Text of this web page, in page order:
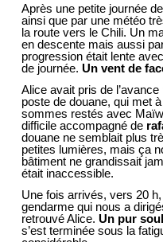
Après une petite journée
ainsi que par une météo
la route vers le Chili. Un
en descente mais aussi
progression était lente
de journée. Un vent de
Alice avait pris de
poste de douane, qui met
sommes restés avec
difficile accompagné de
douane ne semblait plus
petites lumières, mais ça
bâtiment ne grandissait
était inaccessible.
Une fois arrivés, vers 20
gendarme qui nous a
retrouvé Alice. Un pur
s’est terminée sous la